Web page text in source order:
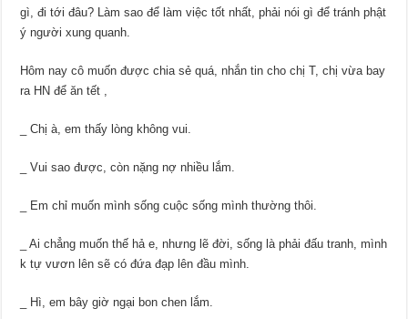
gì, đi tới đâu? Làm sao để làm việc tốt nhất, phải nói gì để tránh phật
ý người xung quanh.
Hôm nay cô muốn được chia sẻ quá, nhắn tin cho chị T, chị vừa bay
ra HN để ăn tết ,
_ Chị à, em thấy lòng không vui.
_ Vui sao được, còn nặng nợ nhiều lắm.
_ Em chỉ muốn mình sống cuộc sống mình thường thôi.
_ Ai chẳng muốn thế hả e, nhưng lẽ đời, sống là phải đấu tranh, mình
k tự vươn lên sẽ có đứa đạp lên đầu mình.
_ Hì, em bây giờ ngại bon chen lắm.